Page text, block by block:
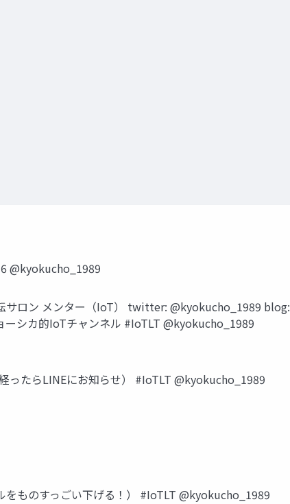
@kyokucho_1989
サロン メンター（IoT） twitter: @kyokucho_1989 blog:
シカ的IoTチャンネル #IoTLT @kyokucho_1989
ったらLINEにお知らせ） #IoTLT @kyokucho_1989
ものすっごい下げる！） #IoTLT @kyokucho_1989